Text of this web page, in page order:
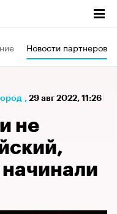
Новости партнеров
, 29 авг 2022, 11:26
не
начинали